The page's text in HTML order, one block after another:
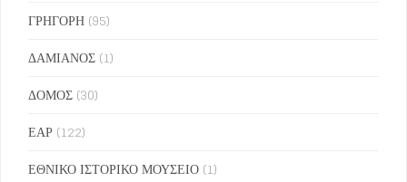
ΓΡΗΓΟΡΗ (95)
ΔΑΜΙΑΝΟΣ (1)
ΔΟΜΟΣ (30)
ΕΑΡ (122)
ΕΘΝΙΚΟ ΙΣΤΟΡΙΚΟ ΜΟΥΣΕΙΟ (1)